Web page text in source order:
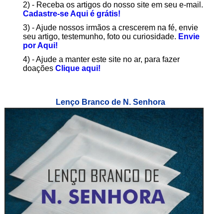
2) - Receba os artigos do nosso site em seu e-mail.
Cadastre-se Aqui é grátis!
3) - Ajude nossos irmãos a crescerem na fé, envie
seu artigo, testemunho, foto ou curiosidade. Envie
por Aqui!
4) - Ajude a manter este site no ar, para fazer
doações Clique aqui!
Lenço Branco de N. Senhora